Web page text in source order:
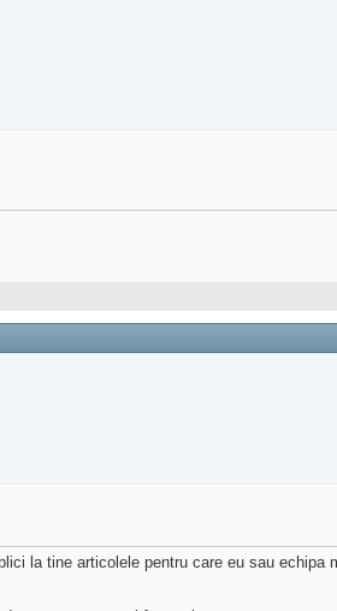
la tine articolele pentru care eu sau